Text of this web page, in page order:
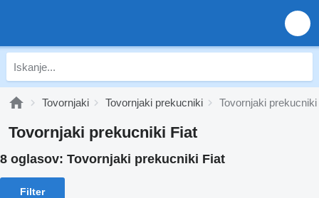
Tovornjaki Tovornjaki prekucniki Tovornjaki prekucniki
Tovornjaki prekucniki Fiat
8 oglasov: Tovornjaki prekucniki Fiat
Filter